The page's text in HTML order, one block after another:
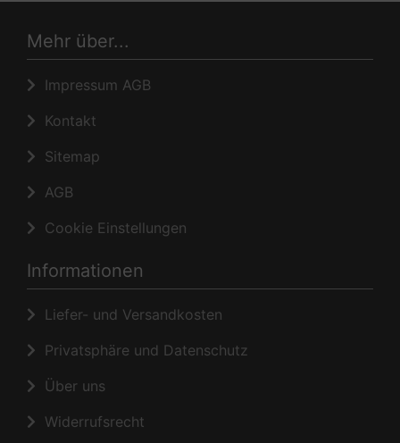
Mehr über...
Impressum AGB
Kontakt
Sitemap
AGB
Cookie Einstellungen
Informationen
Liefer- und Versandkosten
Privatsphäre und Datenschutz
Über uns
Widerrufsrecht